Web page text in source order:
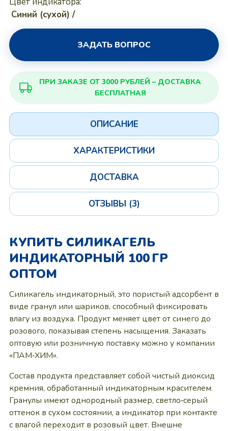
Синий (сухой) /
ЗАДАТЬ ВОПРОС
ПРИ ЗАКАЗЕ ОТ 3000 РУБЛЕЙ – ДОСТАВКА
БЕСПЛАТНАЯ
ОПИСАНИЕ
ХАРАКТЕРИСТИКИ
ДОСТАВКА
ОТЗЫВЫ (3)
КУПИТЬ СИЛИКАГЕЛЬ
ИНДИКАТОРНЫЙ 100 ГР
ОПТОМ
Силикагель индикаторный, это пористый адсорбент в
виде гранул или шариков, способный фиксировать
влагу из воздуха. Продукт меняет цвет от синего до
розового, показывая степень насыщения. Заказать
оптовую или розничную поставку можно у компании
«ПАМ‑ХИМ».
Состав продукта представляет собой чистый диоксид
кремния, обработанный индикаторным красителем.
Гранулы имеют однородный размер, светло‑серый
оттенок в сухом состоянии, а индикатор при контакте
с влагой переходит в розовый цвет. Внешне